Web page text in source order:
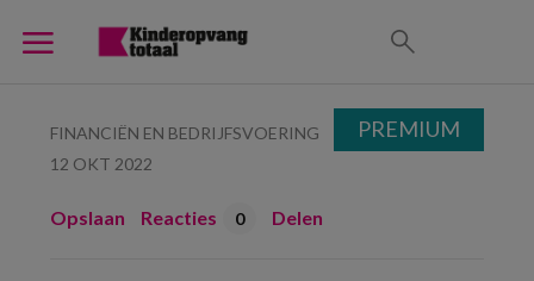
FINANCIËN EN BEDRIJFSVOERING
12 OKT 2022
Opslaan Reacties 0 Delen
PREMIUM